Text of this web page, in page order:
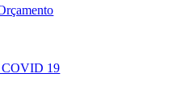
COVID 19